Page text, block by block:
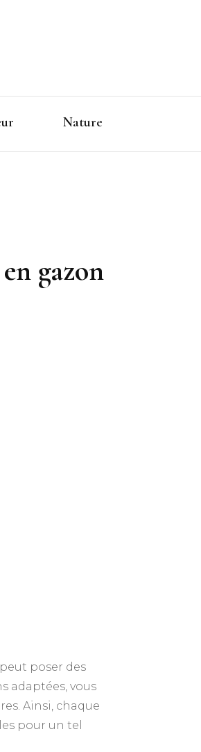
Nature
gazon
poser des
adaptées, vous
Ainsi, chaque
pour un tel